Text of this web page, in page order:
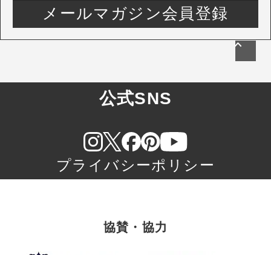
メールマガジン会員登録
公式SNS
プライバシーポリシー
協賛・協力